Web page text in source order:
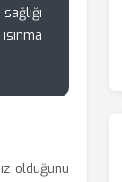
olduğunu